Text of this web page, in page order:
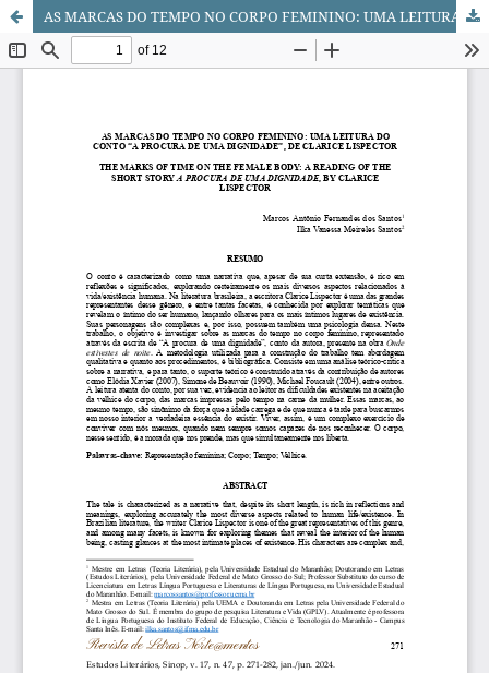
AS MARCAS DO TEMPO NO CORPO FEMININO: UMA LEITURA DO CONTO “A PROCURA DE UMA DIGNIDADE”, DE CLARICE LISPECTOR